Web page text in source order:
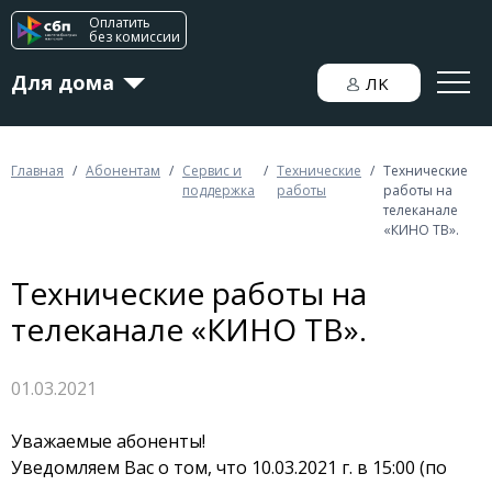
Оплатить
без комиссии
Для дома
Для бизнеса
ЛK
Главная / Абонентам / Сервис и
поддержка
/ Технические
работы
/ Технические
работы на
телеканале
«КИНО ТВ».
Технические работы на
телеканале «КИНО ТВ».
01.03.2021
Уважаемые абоненты!
Уведомляем Вас о том, что 10.03.2021 г. в 15:00 (по